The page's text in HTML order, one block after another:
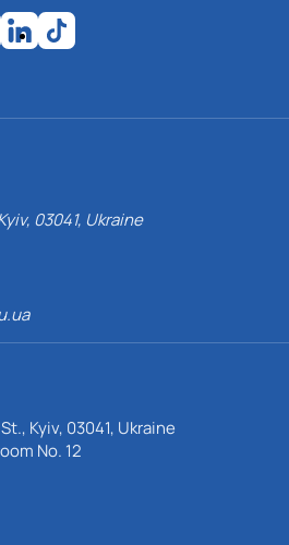
03041, Ukraine
Kyiv, 03041, Ukraine
No. 12